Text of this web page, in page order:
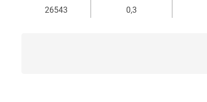
26543
0,3